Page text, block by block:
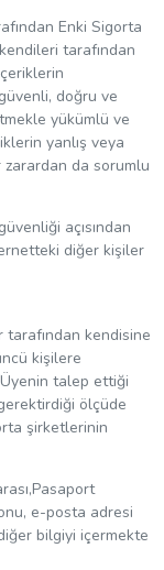
Enki Sigorta
tarafından
doğru ve
yükümlü ve
yanlış veya
zarardan da sorumlu
açısından
diğer kişiler
tarafından kendisine
kişilere
Üyenin talep ettiği
ölçüde
şirketlerinin
e-posta adresi
bilgiyi içermekte